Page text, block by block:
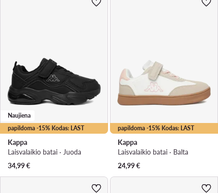
papildoma -15% Kodas: LAST
Naujiena
Kappa
Laisvalaikio batai · Juoda
34,99€
papildoma -15% Kodas: LAST
Kappa
Laisvalaikio batai · Balta
24,99€